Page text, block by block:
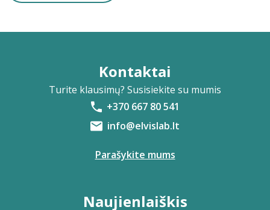
Kontaktai
Turite klausimų? Susisiekite su mumis
+370 667 80 541
info@elvislab.lt
Parašykite mums
Naujienlaiškis